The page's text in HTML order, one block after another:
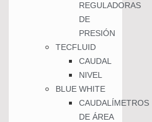
REGULADORAS
DE
PRESIÓN
TECFLUID
CAUDAL
NIVEL
BLUE WHITE
CAUDALÍMETROS
DE ÁREA